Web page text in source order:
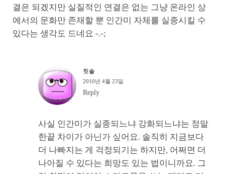
결은 되겠지만 실질적인 연결은 없는 그냥 온라인 상
에서의 문화만 존재할 뿐 인간미 자체를 실종시킬 수
있다는 생각도 드네요 -.-;
칫솔
2010년 4월 23일
Reply
사실 인간미가 실종되느냐 강화되느냐는 정말
한끝 차이가 아닌가 싶어요. 솔직히 지금보다
더 나빠지는 게 걱정되기는 하지만, 어쩌면 더
나아질 수 있다는 희망도 있는 법이니까요. 그